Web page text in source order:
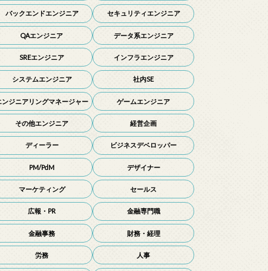
バックエンドエンジニア セキュリティエンジニア
QAエンジニア データ系エンジニア
SREエンジニア インフラエンジニア
システムエンジニア 社内SE
ンジニアリングマネージャー ゲームエンジニア
その他エンジニア 経営企画
ディーラー ビジネスデベロッパー
PM/PdM デザイナー
マーケティング セールス
広報・PR 金融専門職
金融事務 財務・経理
労務 人事